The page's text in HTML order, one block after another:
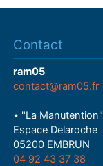
Contact
ram05
contact@ram05.fr
• "La Manutention"
Espace Delaroche
05200 EMBRUN
04 92 43 37 38